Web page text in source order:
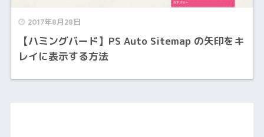
2017年8月28日
【ハミングバード】PS Auto Sitemap の矢印をキ
レイに表示する方法